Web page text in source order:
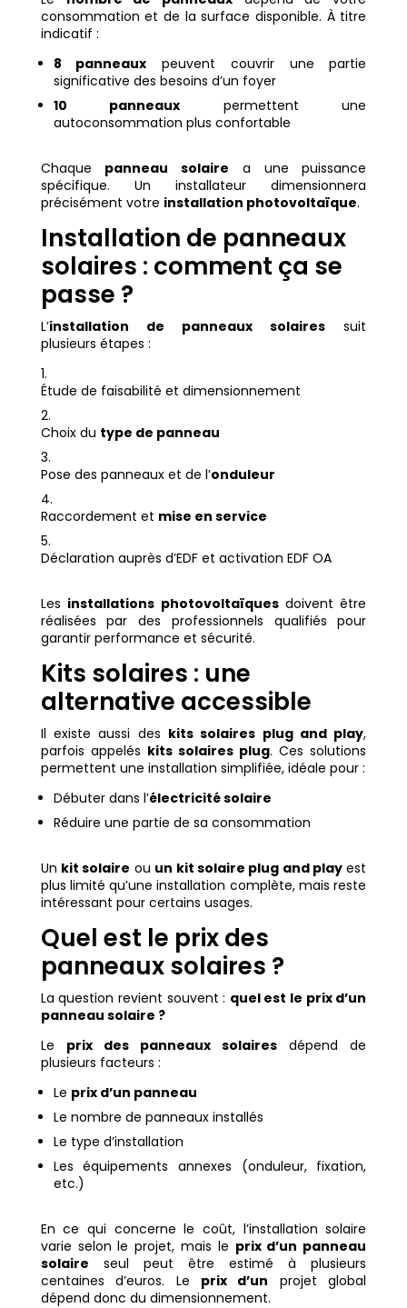
consommation et de la surface disponible. À titre
indicatif :
8 panneaux peuvent couvrir une partie
significative des besoins d’un foyer
10 panneaux permettent une
autoconsommation plus confortable
Chaque panneau solaire a une puissance
spécifique. Un installateur dimensionnera
précisément votre installation photovoltaïque.
Installation de panneaux
solaires : comment ça se
passe ?
L’installation de panneaux solaires suit
plusieurs étapes :
Étude de faisabilité et dimensionnement
Choix du type de panneau
Pose des panneaux et de l’onduleur
Raccordement et mise en service
Déclaration auprès d’EDF et activation EDF OA
Les installations photovoltaïquesdoivent être
réalisées par des professionnels qualifiés pour
garantir performance et sécurité.
Kits solaires : une
alternative accessible
Il existe aussi des kits solaires plug and play,
parfois appelés kits solaires plug. Ces solutions
permettent une installation simplifiée, idéale pour :
Débuter dans l’électricité solaire
Réduire une partie de sa consommation
Un kit solaire ou un kit solaire plug and playest
plus limité qu’une installation complète, mais reste
intéressant pour certains usages.
Quel est le prix des
panneaux solaires ?
La question revient souvent : quel est le prix d’un
panneau solaire ?
Le prix des panneaux solaires dépend de
plusieurs facteurs :
Le prix d’un panneau
Le nombre de panneaux installés
Le type d’installation
Les équipements annexes (onduleur, fixation,
etc.)
En ce qui concerne le coût, l’installation solaire
varie selon le projet, mais le prix d’un panneau
solaire seul peut être estimé à plusieurs
centaines d’euros. Le prix d’un projet global
dépend donc du dimensionnement.